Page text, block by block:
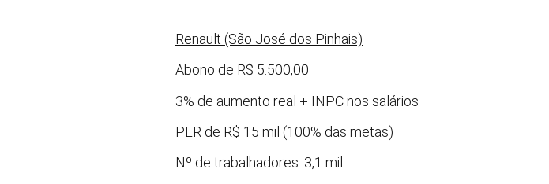
Renault (São José dos Pinhais)
Abono de R$ 5.500,00
3% de aumento real + INPC nos salários
PLR de R$ 15 mil (100% das metas)
Nº de trabalhadores: 3,1 mil